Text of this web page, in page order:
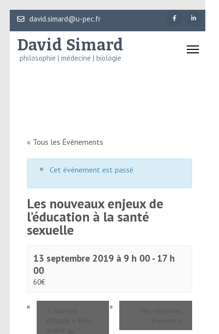
Aller
au
contenu
(Pressez
david.simard@u-pec.fr
David Simard
philosophie | médecine | biologie
« Tous les Évènements
Cet évènement est passé
Les nouveaux enjeux de
l’éducation à la santé
sexuelle
13 septembre 2019 à 9 h 00 - 17 h
00
60€